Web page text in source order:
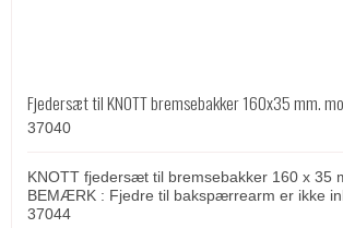
Fjedersæt til KNOTT bremsebakker 160x35 mm.
37040
KNOTT fjedersæt til bremsebakker 160 x 35
BEMÆRK : Fjedre til bakspærrearm er ikke
37044